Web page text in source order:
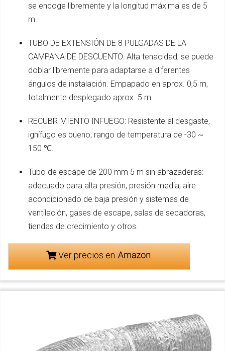
se encoge libremente y la longitud máxima es de 5
m.
TUBO DE EXTENSIÓN DE 8 PULGADAS DE LA
CAMPANA DE DESCUENTO: Alta tenacidad, se puede
doblar libremente para adaptarse a diferentes
ángulos de instalación. Empapado en aprox. 0,5 m,
totalmente desplegado aprox. 5 m.
RECUBRIMIENTO INFUEGO: Resistente al desgaste,
ignífugo es bueno, rango de temperatura de -30 ~
150 ℃.
Tubo de escape de 200 mm 5 m sin abrazaderas:
adecuado para alta presión, presión media, aire
acondicionado de baja presión y sistemas de
ventilación, gases de escape, salas de secadoras,
tiendas de crecimiento y otros.
Ver precios en